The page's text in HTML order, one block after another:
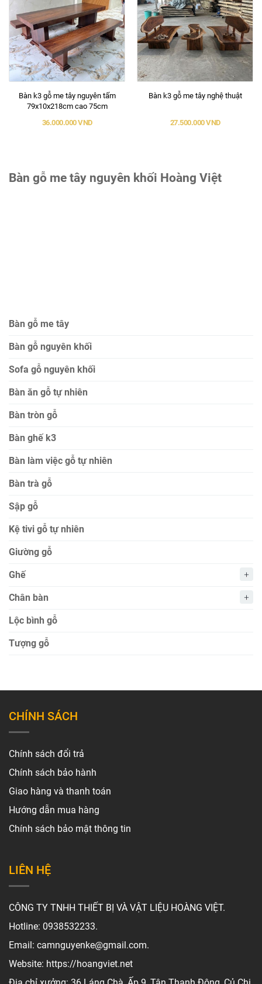
Bàn k3 gỗ me tây nguyên tấm
79x10x218cm cao 75cm
36.000.000 VND
Bàn k3 gỗ me tây nghệ thuật
27.500.000 VND
Bàn gỗ me tây nguyên khối Hoàng Việt
Bàn gỗ me tây
Bàn gỗ nguyên khối
Sofa gỗ nguyên khối
Bàn ăn gỗ tự nhiên
Bàn tròn gỗ
Bàn ghế k3
Bàn làm việc gỗ tự nhiên
Bàn trà gỗ
Sập gỗ
Kệ tivi gỗ tự nhiên
Giường gỗ
Ghế
Chân bàn
Lộc bình gỗ
Tượng gỗ
CHÍNH SÁCH
Chính sách đổi trả
Chính sách bảo hành
Giao hàng và thanh toán
Hướng dẫn mua hàng
Chính sách bảo mật thông tin
LIÊN HỆ
CÔNG TY TNHH THIẾT BỊ VÀ VẬT LIỆU HOÀNG VIỆT.
Hotline: 0938532233.
Email: camnguyenke@gmail.com.
Website: https://hoangviet.net